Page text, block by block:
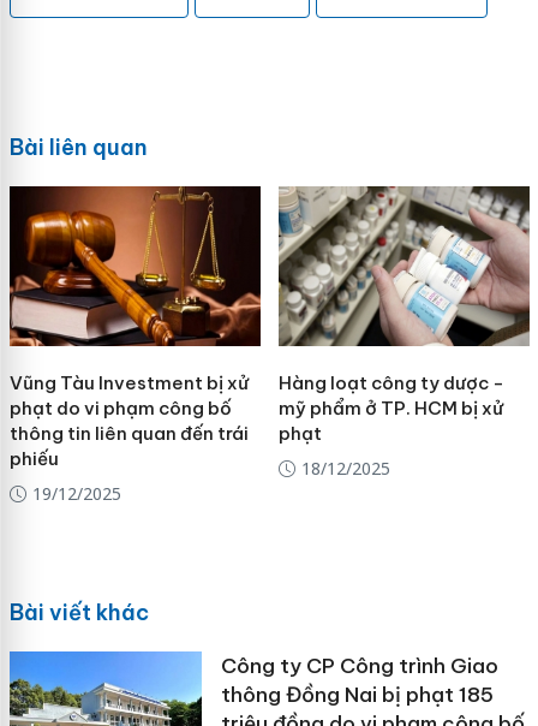
Bài liên quan
Vũng Tàu Investment bị xử
phạt do vi phạm công bố
thông tin liên quan đến trái
phiếu
19/12/2025
Hàng loạt công ty dược -
mỹ phẩm ở TP. HCM bị xử
phạt
18/12/2025
Bài viết khác
Công ty CP Công trình Giao
thông Đồng Nai bị phạt 185